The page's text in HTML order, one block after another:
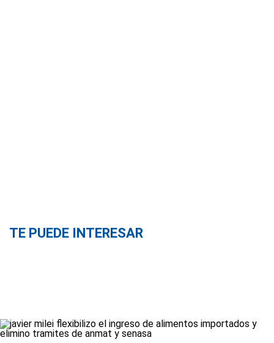
TE PUEDE INTERESAR